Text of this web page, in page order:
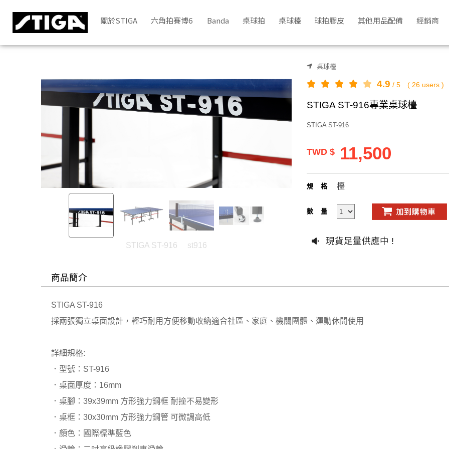
關於STIGA 六角拍賽博6 Banda 桌球拍 桌球檯 球拍膠皮 其他用品配備 經銷商
STIGA ST-916 st916
桌球檯
4.9 / 5 ( 26 users )
STIGA ST-916專業桌球檯
STIGA ST-916
TWD $ 11,500
規格 檯
數量
現貨足量供應中 !
商品簡介
STIGA ST-916
採兩張獨立桌面設計，輕巧耐用方便移動收納適合社區、家庭、機關團體、運動休閒使用
詳細規格:
．型號：ST-916
．桌面厚度：16mm
．桌腳：39x39mm 方形強力鋼框 耐撞不易變形
．桌框：30x30mm 方形強力鋼管 可微調高低
．顏色：國際標準藍色